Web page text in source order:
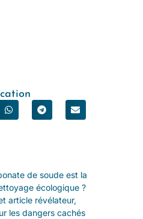
de soude est la
écologique ?
article révélateur,
les dangers cachés